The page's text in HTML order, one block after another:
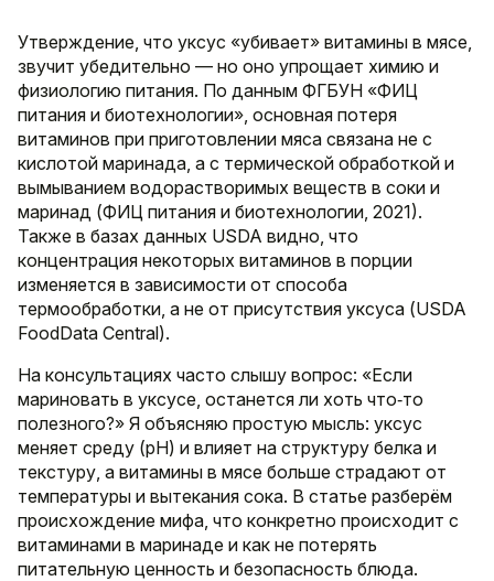
Утверждение, что уксус «убивает» витамины в мясе,
звучит убедительно — но оно упрощает химию и
физиологию питания. По данным ФГБУН «ФИЦ
питания и биотехнологии», основная потеря
витаминов при приготовлении мяса связана не с
кислотой маринада, а с термической обработкой и
вымыванием водорастворимых веществ в соки и
маринад (ФИЦ питания и биотехнологии, 2021).
Также в базах данных USDA видно, что
концентрация некоторых витаминов в порции
изменяется в зависимости от способа
термообработки, а не от присутствия уксуса (USDA
FoodData Central).
На консультациях часто слышу вопрос: «Если
мариновать в уксусе, останется ли хоть что‑то
полезного?» Я объясняю простую мысль: уксус
меняет среду (pH) и влияет на структуру белка и
текстуру, а витамины в мясе больше страдают от
температуры и вытекания сока. В статье разберём
происхождение мифа, что конкретно происходит с
витаминами в маринаде и как не потерять
питательную ценность и безопасность блюда.